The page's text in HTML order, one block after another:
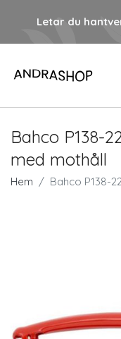
Letar du
Bahco P138-
med mothåll
Hem Bahco P138-